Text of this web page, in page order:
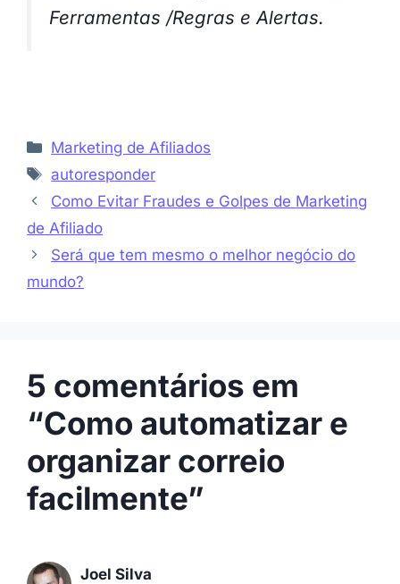
Ferramentas /Regras e Alertas.
Categorias
Marketing de Afiliados
Etiquetas
autoresponder
Como Evitar Fraudes e Golpes de Marketing
de Afiliado
Será que tem mesmo o melhor negócio do
mundo?
5 comentários em
“Como automatizar e
organizar correio
facilmente”
Joel Silva